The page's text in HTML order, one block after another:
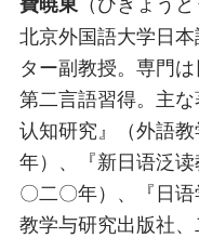
北京外国語大学日
ター副教授。専門
第二言語習得。主
认知研究』（外語
年）、『新日语泛
〇二〇年）、『日
教学与研究出版社